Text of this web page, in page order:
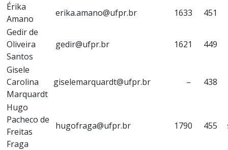
Érika
Amano
erika.amano@ufpr.br 1633
451
Gedir de
Oliveira
Santos
gedir@ufpr.br 1621 449
Gisele
Carolina
Marquardt
giselemarquardt@ufpr.br – 438
Hugo
Pacheco de
Freitas
Fraga
hugofraga@ufpr.br 1790 455